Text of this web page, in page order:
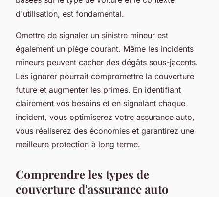
d'utilisation, est fondamental.
Omettre de signaler un sinistre mineur est
également un piège courant. Même les incidents
mineurs peuvent cacher des dégâts sous-jacents.
Les ignorer pourrait compromettre la couverture
future et augmenter les primes. En identifiant
clairement vos besoins et en signalant chaque
incident, vous optimiserez votre assurance auto,
vous réaliserez des économies et garantirez une
meilleure protection à long terme.
Comprendre les types de
couverture d'assurance auto